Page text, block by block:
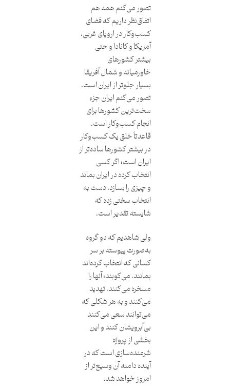
تصور می‌کنم همه هم
اتفاق‌نظر داریم که فضای
کسب‌وکار در اروپای غربی،
آمریکا و کانادا و حتی
بیشتر کشورهای
خاورمیانه و شمال آفریقا
بسیار جلوتر از ایران است.
تصور می‌کنم ایران جزء
سخت‌ترین کشورها برای
انجام کسب‌وکار است.
قاعدتاً خلق یک کسب‌وکار
در بیشتر کشورها ساده‌تر از
ایران است؛ اگر کسی
انتخاب کرده در ایران بماند
و چیزی را بسازد، دست به
انتخاب سختی زده که
شایسته تقدیر است.
ولی شاهدیم که دو گروه
به‌صورت پیوسته بر سر
کسانی که انتخاب کرده‌اند
بمانند، می‌کوبند؛ آنها را
مسخره می‌کنند، تهدید
می‌کنند و به هر شکلی که
می‌توانند سعی می‌کنند
بی‌آبرویشان کنند و این
بخشی از پروژه
شرمنده‌سازی است که در
آینده دامنه آن وسیع‌تر از
امروز خواهد شد.